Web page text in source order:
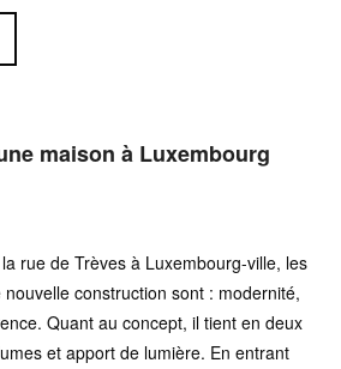
maison à Luxembourg
rue de Trèves à Luxembourg-ville, les
construction sont : modernité,
Quant au concept, il tient en deux
et apport de lumière. En entrant